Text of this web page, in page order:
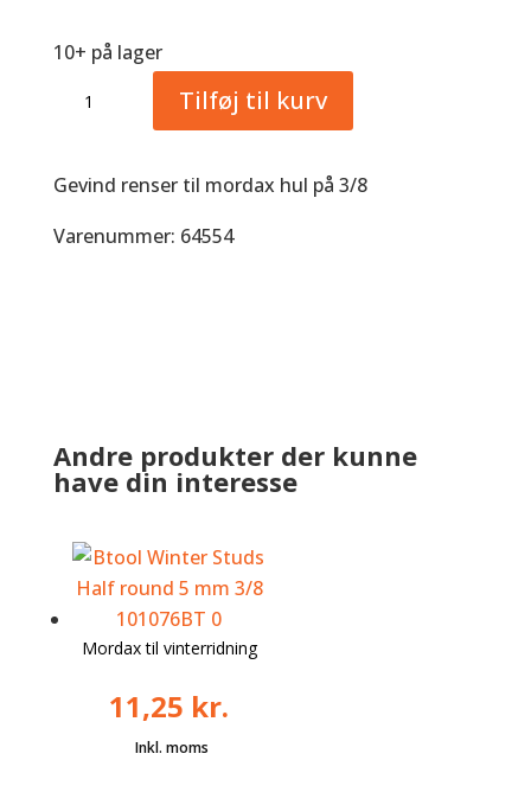
10+ på lager
antal
Tilføj til kurv
Gevind renser til mordax hul på 3/8
Varenummer: 64554
Andre produkter der kunne
have din interesse
Mordax til vinterridning
11,25 kr.